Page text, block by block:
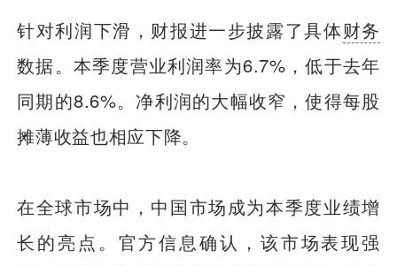
针对利润下滑，财报进一步披露了具体财务
数据。本季度营业利润率为6.7%，低于去年
同期的8.6%。净利润的大幅收窄，使得每股
摊薄收益也相应下降。
在全球市场中，中国市场成为本季度业绩增
长的亮点。官方信息确认，该市场表现强